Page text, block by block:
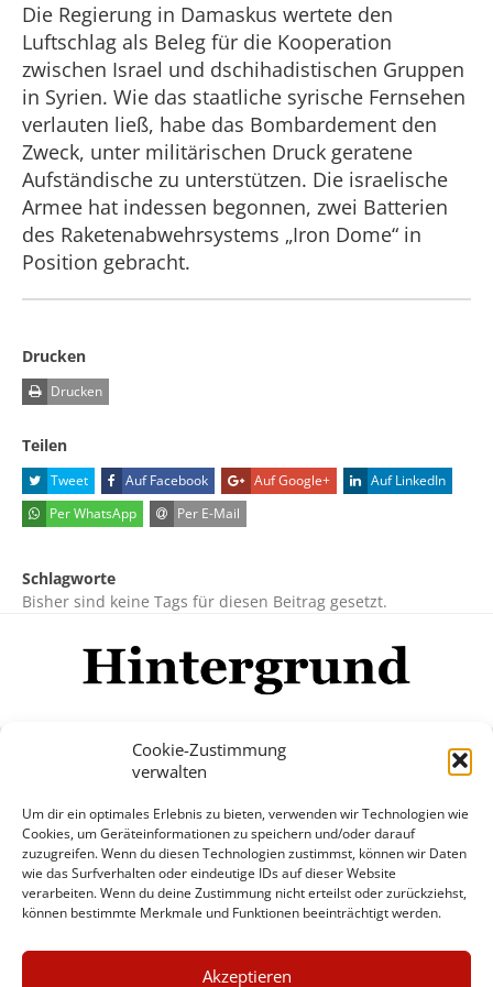
Cookie-Zustimmung
verwalten
Um dir ein optimales Erlebnis zu bieten, verwenden wir Technologien wie
Cookies, um Geräteinformationen zu speichern und/oder darauf
zuzugreifen. Wenn du diesen Technologien zustimmst, können wir Daten
wie das Surfverhalten oder eindeutige IDs auf dieser Website
verarbeiten. Wenn du deine Zustimmung nicht erteilst oder zurückziehst,
können bestimmte Merkmale und Funktionen beeinträchtigt werden.
Akzeptieren
Die Regierung in Damaskus wertete den
Luftschlag als Beleg für die Kooperation
zwischen Israel und dschihadistischen Gruppen
in Syrien. Wie das staatliche syrische Fernsehen
verlauten ließ, habe das Bombardement den
Zweck, unter militärischen Druck geratene
Aufständische zu unterstützen. Die israelische
Armee hat indessen begonnen, zwei Batterien
des Raketenabwehrsystems „Iron Dome“ in
Position gebracht.
Drucken
Drucken
Teilen
Tweet Auf Facebook Auf Google+
Auf LinkedIn
Per WhatsApp
Per E-Mail
Schlagworte
Bisher sind keine Tags für diesen Beitrag gesetzt.
Mehr
© Copyright Hintergrund.de, 2015 - 2026
Zum Newsletter jetzt kostenlos
anmelden
×